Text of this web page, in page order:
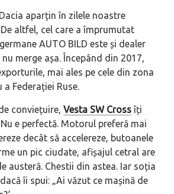
aparțin în zilele noastre
altfel, cel care a împrumutat
AUTO BILD este și dealer
merge așa. Începând din 2017,
mai ales pe cele din zona
Federației Ruse.
conviețuire, Vesta SW Crossîți
e perfectă. Motorul preferă mai
decât să accelereze, butoanele
un pic ciudate, afișajul cetral are
austeră. Chestii din astea. Iar soția
îi spui: „Ai văzut ce mașină de